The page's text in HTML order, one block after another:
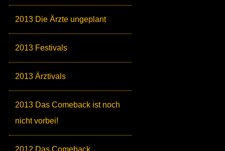
2013 Die Ärzte ungeplant
2013 Festivals
2013 Ärztivals
2013 Das Comeback ist noch
nicht vorbei!
2012 Das Comeback